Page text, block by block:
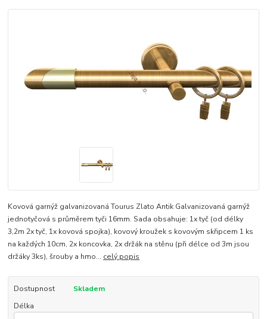
Kovová garnýž galvanizovaná Tourus Zlato Antik Galvanizovaná garnýž
jednotyčová s průměrem tyči 16mm. Sada obsahuje: 1x tyč (od délky
3,2m 2x tyč, 1x kovová spojka), kovový kroužek s kovovým skřipcem 1 ks
na každých 10cm, 2x koncovka, 2x držák na stěnu (při délce od 3m jsou
držáky 3ks), šrouby a hmo... celý popis
Dostupnost
Skladem
Délka